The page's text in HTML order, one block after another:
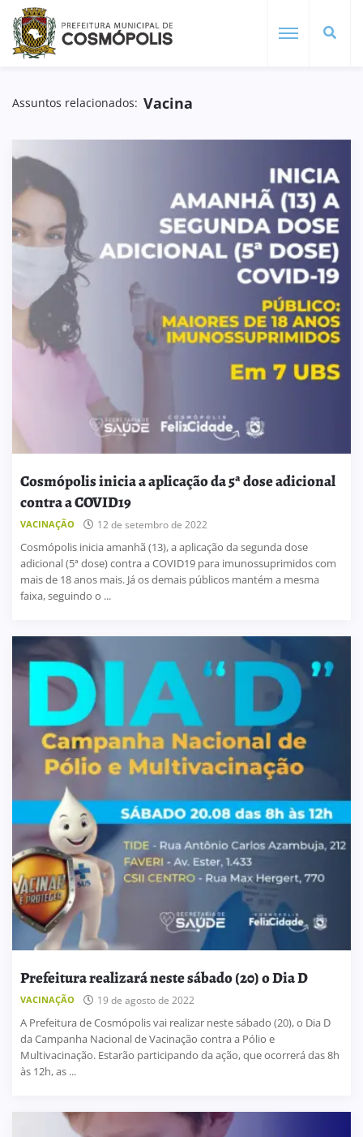
Assuntos relacionados: Vacina
Cosmópolis inicia a aplicação da 5ª dose adicional
contra a COVID19
VACINAÇÃO 12 de setembro de 2022
Cosmópolis inicia amanhã (13), a aplicação da segunda dose
adicional (5ª dose) contra a COVID19 para imunossuprimidos com
mais de 18 anos mais. Já os demais públicos mantém a mesma
faixa, seguindo o ...
Prefeitura realizará neste sábado (20) o Dia D
VACINAÇÃO 19 de agosto de 2022
A Prefeitura de Cosmópolis vai realizar neste sábado (20), o Dia D
da Campanha Nacional de Vacinação contra a Pólio e
Multivacinação. Estarão participando da ação, que ocorrerá das 8h
às 12h, as ...